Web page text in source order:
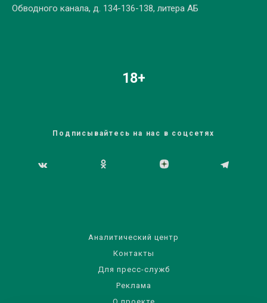
Обводного канала, д. 134-136-138, литера АБ
18+
Подписывайтесь на нас в соцсетях
Аналитический центр
Контакты
Для пресс-служб
Реклама